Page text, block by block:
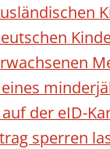
der eID-
sperren